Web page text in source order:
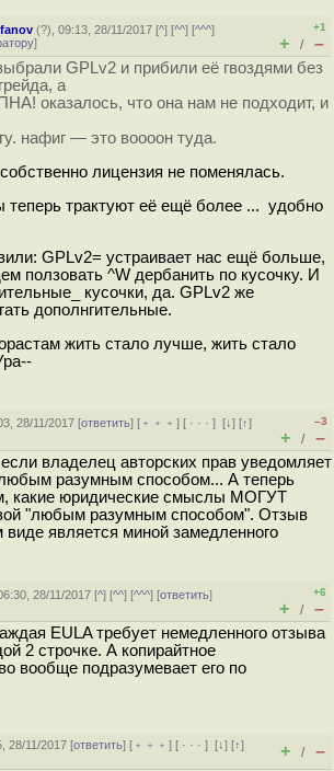
(?), 09:13, 28/11/2017 [^] [^^] [^^^]
]
+1
+ / –
GPLv2 и прибили её гвоздями без
а
оказалось, что она нам не подходит, и
нафиг — это воооон туда.
лицензия не поменялась.
теперь трактуют её ещё более ... удобно
GPLv2= устраивает нас ещё больше,
ползовать ^W дербанить по кусочку. И
кусочки, да. GPLv2 же
дополнгительные.
жить стало лучше, жить стало
28/11/2017 [ответить] [ ﹢﹢﹢] [ · · ·][↓] [↑]
–3
+ / –
владелец авторских прав уведомляет
разумным способом... А теперь
какие юридические смыслы МОГУТ
"любым разумным способом". Отзыв
является миной замедленного
28/11/2017 [^] [^^] [^^^] [ответить]
+6
+ / –
EULA требует немедленного отзыва
2 строчке. А копирайтное
вообще подразумевает его по
28/11/2017 [ответить] [ ﹢﹢﹢] [ · · ·][↓] [↑]
+ / –